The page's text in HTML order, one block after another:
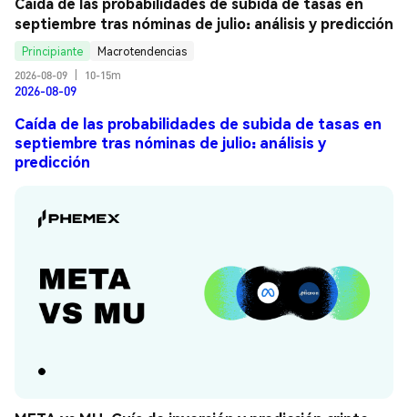
septiembre tras nóminas de julio: análisis y predicción
Principiante
Macrotendencias
2026-08-09
10-15m
2026-08-09
Caída de las probabilidades de subida de tasas en
septiembre tras nóminas de julio: análisis y
predicción